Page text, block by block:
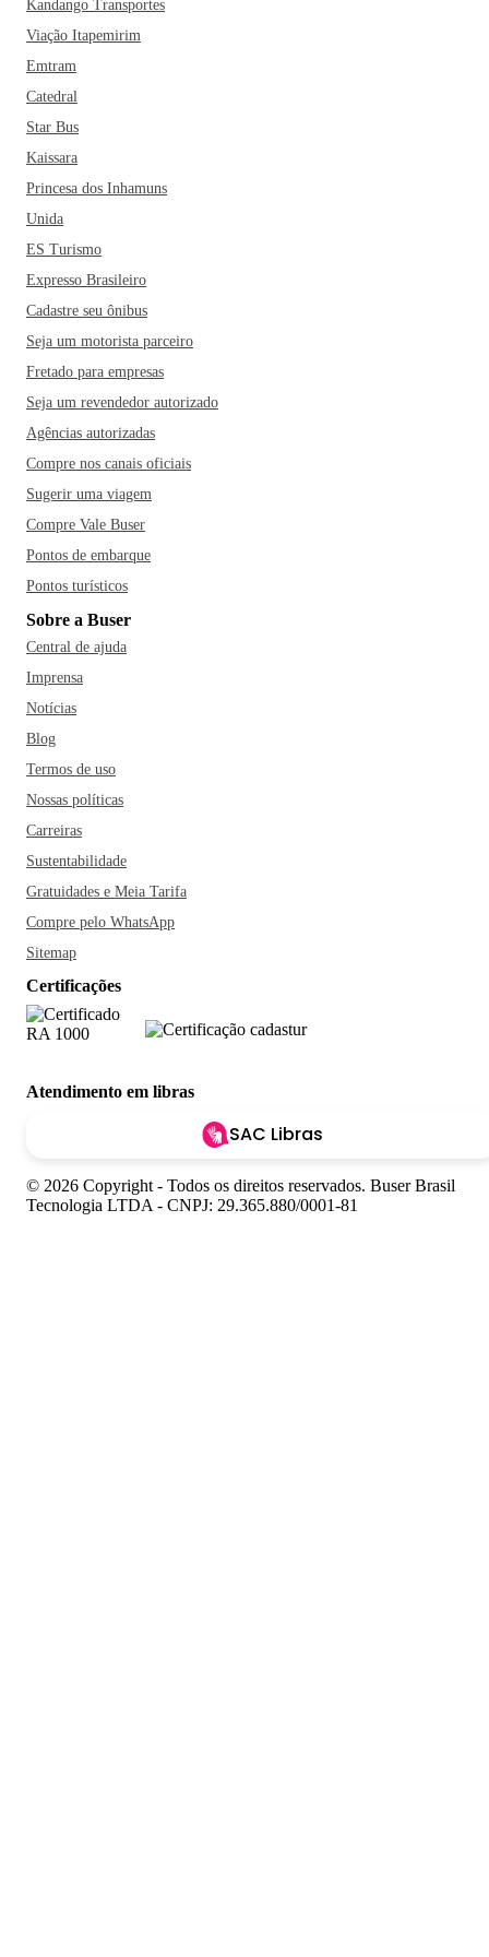
Kandango Transportes
Viação Itapemirim
Emtram
Catedral
Star Bus
Kaissara
Princesa dos Inhamuns
Unida
ES Turismo
Expresso Brasileiro
Cadastre seu ônibus
Seja um motorista parceiro
Fretado para empresas
Seja um revendedor autorizado
Agências autorizadas
Compre nos canais oficiais
Sugerir uma viagem
Compre Vale Buser
Pontos de embarque
Pontos turísticos
Sobre a Buser
Central de ajuda
Imprensa
Notícias
Blog
Termos de uso
Nossas políticas
Carreiras
Sustentabilidade
Gratuidades e Meia Tarifa
Compre pelo WhatsApp
Sitemap
Certificações
Atendimento em libras
SAC Libras
© 2026 Copyright - Todos os direitos reservados. Buser Brasil
Tecnologia LTDA - CNPJ: 29.365.880/0001-81